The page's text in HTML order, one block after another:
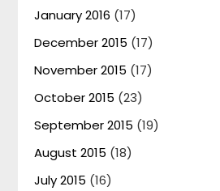
January 2016 (17)
December 2015 (17)
November 2015 (17)
October 2015 (23)
September 2015 (19)
August 2015 (18)
July 2015 (16)